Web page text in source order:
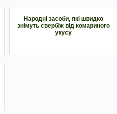
Народні засоби, які швидко
знімуть свербіж від комариного
укусу